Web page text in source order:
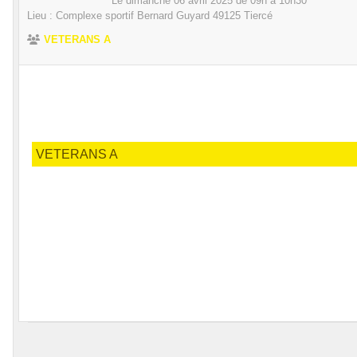
Lieu : Complexe sportif Bernard Guyard 49125 Tiercé
VETERANS A
VETERANS A